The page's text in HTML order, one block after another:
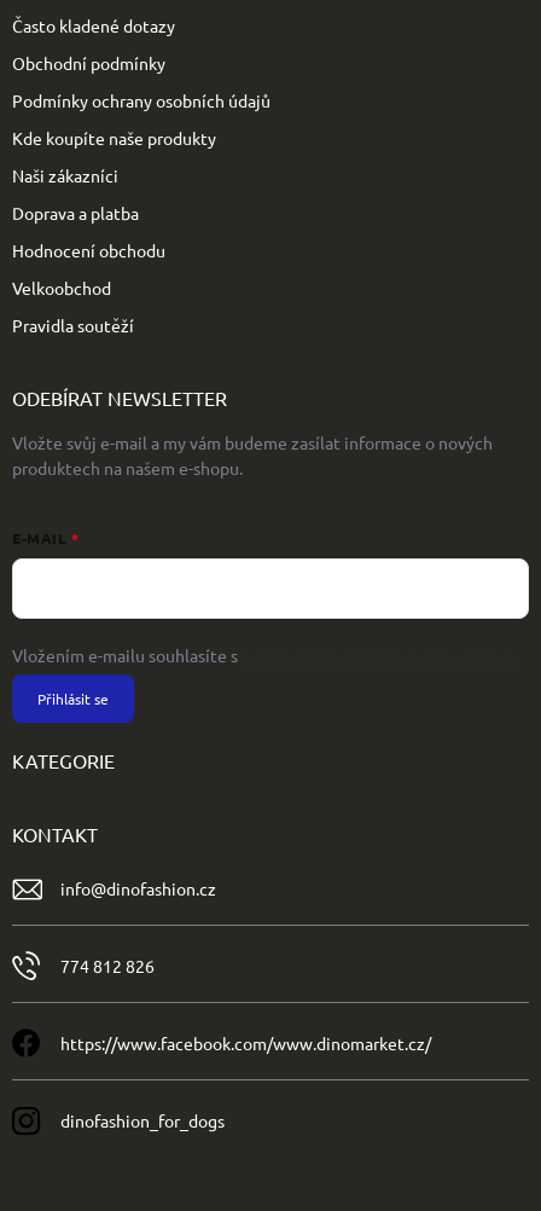
Často kladené dotazy
Obchodní podmínky
Podmínky ochrany osobních údajů
Kde koupíte naše produkty
Naši zákazníci
Doprava a platba
Hodnocení obchodu
Velkoobchod
Pravidla soutěží
ODEBÍRAT NEWSLETTER
Vložte svůj e-mail a my vám budeme zasílat informace o nových
produktech na našem e-shopu.
E-MAIL
Vložením e-mailu souhlasíte s
Přihlásit se
KATEGORIE
KONTAKT
info@dinofashion.cz
774 812 826
https://www.facebook.com/www.dinomarket.cz/
dinofashion_for_dogs